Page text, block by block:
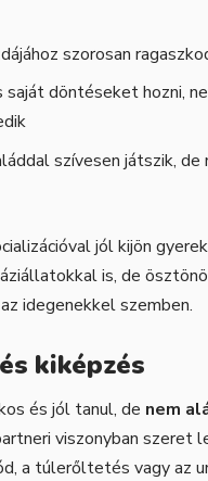
szorosan
saját döntéseket hozni,
szívesen játszik,
jól kijön
is, de
idegenekkel szemben.
kiképzés
és jól tanul, de nem
viszonyban szeret
a túlerőltetés vagy az